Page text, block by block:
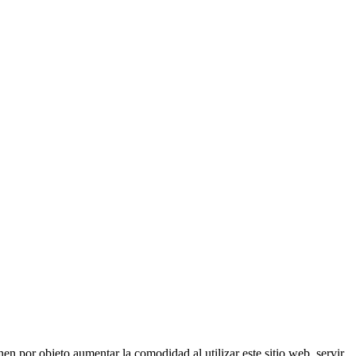
por objeto aumentar la comodidad al utilizar este sitio web, servir